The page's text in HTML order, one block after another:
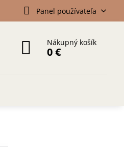
Panel používateľa
Nákupný košík
0 €